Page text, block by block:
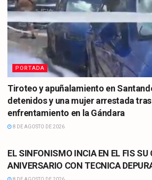
PORTADA
Tiroteo y apuñalamiento en
detenidos y una mujer arrestada
enfrentamiento en la Gándara
8 DE AGOSTO DE 2026
EL SINFONISMO INCIA EN EL FIS SU
ANIVERSARIO CON TECNICA